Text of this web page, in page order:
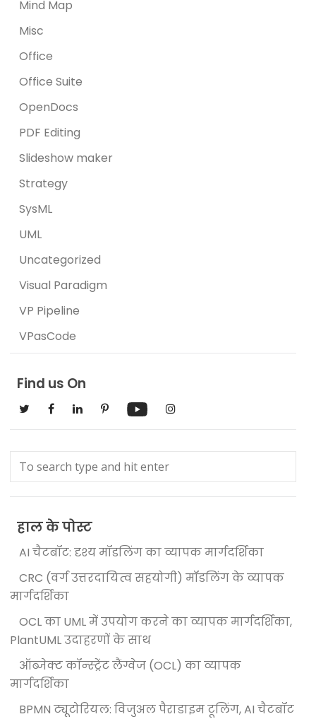
Mind Map
Misc
Office
Office Suite
OpenDocs
PDF Editing
Slideshow maker
Strategy
SysML
UML
Uncategorized
Visual Paradigm
VP Pipeline
VPasCode
Find us On
हाल के पोस्ट
AI चैटबॉट: दृश्य मॉडलिंग का व्यापक मार्गदर्शिका
CRC (वर्ग उत्तरदायित्व सहयोगी) मॉडलिंग के व्यापक
मार्गदर्शिका
OCL का UML में उपयोग करने का व्यापक मार्गदर्शिका,
PlantUML उदाहरणों के साथ
ऑब्जेक्ट कॉन्स्ट्रेंट लैंग्वेज (OCL) का व्यापक
मार्गदर्शिका
BPMN ट्यूटोरियल: विजुअल पैराडाइम टूलिंग, AI चैटबॉट